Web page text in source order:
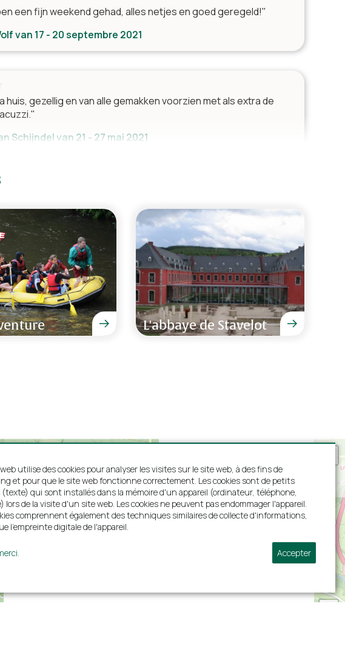
een fijn weekend gehad, alles netjes en goed geregeld!"
van 17 - 20 septembre 2021
huis, gezellig en van alle gemakken voorzien met als extra de
Schijndel van 21 - 27 mai 2021
veel mooie natuur!
Dyck van 15 - 19 février 2021
L'abbaye de Stavelot
utilise des cookies pour analyser les visites sur le site web, à des fins de
et pour que le site web fonctionne correctement. Les cookies sont de petits
qui sont installés dans la mémoire d'un appareil (ordinateur, téléphone,
lors de la visite d'un site web. Les cookies ne peuvent pas endommager l'appareil.
comprennent également des techniques similaires de collecte d'informations,
l'empreinte digitale de l'appareil.
Accepter